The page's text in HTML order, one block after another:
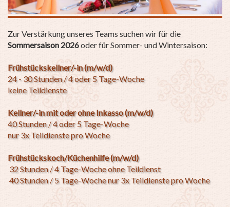
Zur Verstärkung unseres Teams suchen wir für die
Sommersaison 2026oder für Sommer- und Wintersaison:
Frühstückskellner/-in (m/w/d)
24 - 30 Stunden / 4 oder 5 Tage-Woche
keine Teildienste
Kellner/-in mit oder ohne Inkasso (m/w/d)
40 Stunden / 4 oder 5 Tage-Woche
nur 3x Teildienste pro Woche
Frühstückskoch/Küchenhilfe (m/w/d)
32 Stunden / 4 Tage-Woche ohne Teildienst
40 Stunden / 5 Tage-Woche nur 3x Teildienste pro Woche